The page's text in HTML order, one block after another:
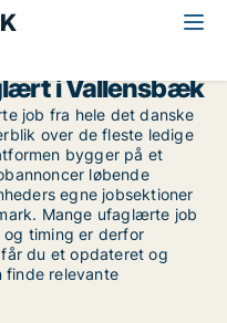
i Vallensbæk
job fra hele det danske
over de fleste ledige
bygger på et
løbende
egne jobsektioner
Mange ufaglærte job
timing er derfor
du et opdateret og
finde relevante